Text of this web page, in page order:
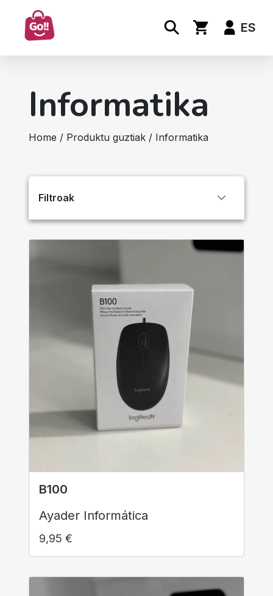
ES
Informatika
Home / Produktu guztiak / Informatika
Filtroak
B100
Ayader Informática
9,95€